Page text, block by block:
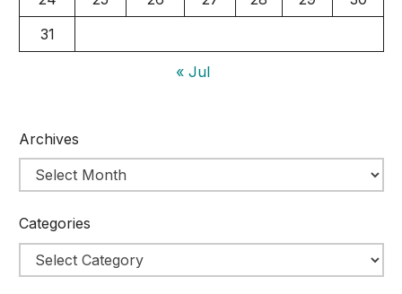
31
« Jul
Archives
Categories